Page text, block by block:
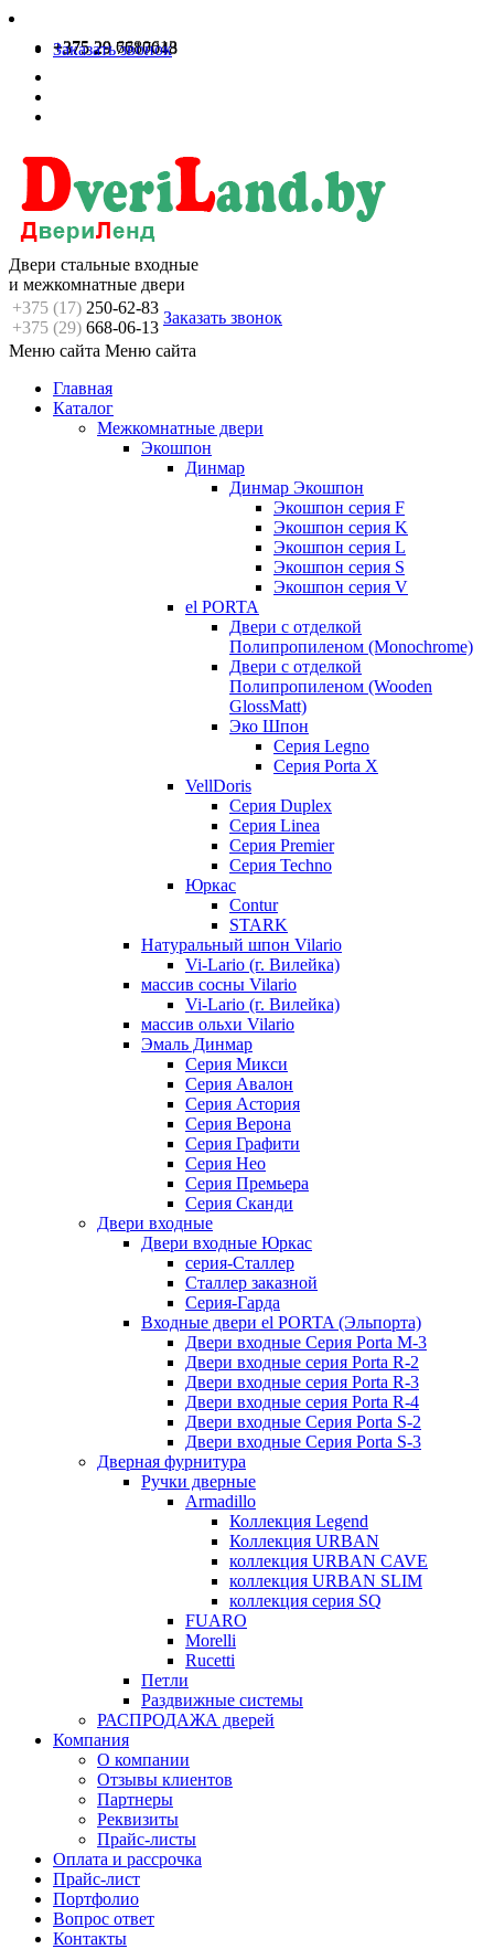
+375 29 6680613
+375 29 7717048
Заказать звонок
Двери стальные входные
и межкомнатные двери
+375 (17) 250-62-83
+375 (29) 668-06-13
Заказать звонок
Меню сайта Меню сайта
Главная
Каталог
Межкомнатные двери
Экошпон
Динмар
Динмар Экошпон
Экошпон серия F
Экошпон серия K
Экошпон серия L
Экошпон серия S
Экошпон серия V
el PORTA
Двери с отделкой
Полипропиленом (Monochrome)
Двери с отделкой
Полипропиленом (Wooden
GlossMatt)
Эко Шпон
Серия Legno
Серия Porta X
VellDoris
Серия Duplex
Серия Linea
Серия Premier
Серия Techno
Юркас
Contur
STARK
Натуральный шпон Vilario
Vi-Lario (г. Вилейка)
массив сосны Vilario
Vi-Lario (г. Вилейка)
массив ольхи Vilario
Эмаль Динмар
Серия Микси
Серия Авалон
Серия Астория
Серия Верона
Серия Графити
Серия Нео
Серия Премьера
Серия Сканди
Двери входные
Двери входные Юркас
серия-Сталлер
Сталлер заказной
Серия-Гарда
Входные двери el PORTA (Эльпорта)
Двери входные Серия Porta M-3
Двери входные серия Porta R-2
Двери входные серия Porta R-3
Двери входные серия Porta R-4
Двери входные Серия Porta S-2
Двери входные Серия Porta S-3
Дверная фурнитура
Ручки дверные
Armadillo
Коллекция Legend
Коллекция URBAN
коллекция URBAN CAVE
коллекция URBAN SLIM
коллекция серия SQ
FUARO
Morelli
Rucetti
Петли
Раздвижные системы
РАСПРОДАЖА дверей
Компания
О компании
Отзывы клиентов
Партнеры
Реквизиты
Прайс-листы
Оплата и рассрочка
Прайс-лист
Портфолио
Вопрос ответ
Контакты